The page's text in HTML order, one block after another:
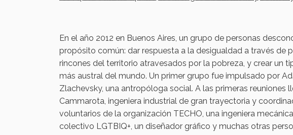
En el año 2012 en Buenos Aires, un grupo de personas
propósito común: dar respuesta a la desigualdad a través de
rincones del territorio atravesados por la pobreza, y crear un
más austral del mundo. Un primer grupo fue impulsado por
Zlachevsky, una antropóloga social. A las primeras
Cammarota, ingeniera industrial de gran trayectoria y
voluntarios de la organización TECHO, una ingeniera
colectivo LGTBIQ+, un diseñador gráfico y muchas otras